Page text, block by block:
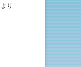
より